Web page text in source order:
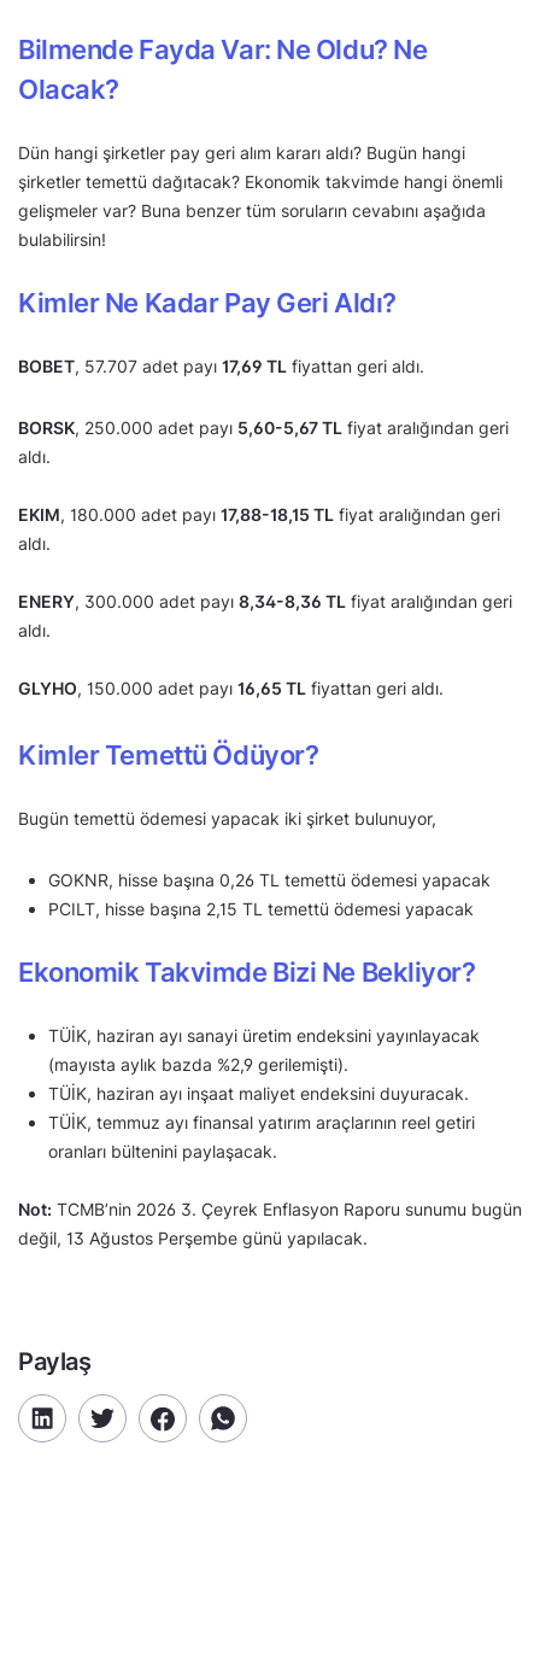
Bilmende Fayda Var: Ne Oldu? Ne
Olacak?
Dün hangi şirketler pay geri alım kararı aldı? Bugün hangi
şirketler temettü dağıtacak? Ekonomik takvimde hangi önemli
gelişmeler var? Buna benzer tüm soruların cevabını aşağıda
bulabilirsin!
Kimler Ne Kadar Pay Geri Aldı?
BOBET, 57.707 adet payı 17,69 TL fiyattan geri aldı.
BORSK, 250.000 adet payı 5,60-5,67 TL fiyat aralığından geri
aldı.
EKIM, 180.000 adet payı 17,88-18,15 TL fiyat aralığından geri
aldı.
ENERY, 300.000 adet payı 8,34-8,36 TL fiyat aralığından geri
aldı.
GLYHO, 150.000 adet payı 16,65 TL fiyattan geri aldı.
Kimler Temettü Ödüyor?
Bugün temettü ödemesi yapacak iki şirket bulunuyor,
GOKNR, hisse başına 0,26 TL temettü ödemesi yapacak
PCILT, hisse başına 2,15 TL temettü ödemesi yapacak
Ekonomik Takvimde Bizi Ne Bekliyor?
TÜİK, haziran ayı sanayi üretim endeksini yayınlayacak
(mayısta aylık bazda %2,9 gerilemişti).
TÜİK, haziran ayı inşaat maliyet endeksini duyuracak.
TÜİK, temmuz ayı finansal yatırım araçlarının reel getiri
oranları bültenini paylaşacak.
Not: TCMB’nin 2026 3. Çeyrek Enflasyon Raporu sunumu bugün
değil, 13 Ağustos Perşembe günü yapılacak.
Paylaş